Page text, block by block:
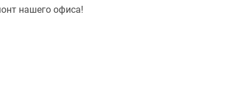
нашего офиса!